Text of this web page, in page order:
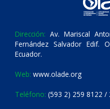
Dirección: Av. Mariscal
Fernández Salvador Edif.
Ecuador.
Web: www.olade.org
Teléfono: (593 2) 259 8122 /